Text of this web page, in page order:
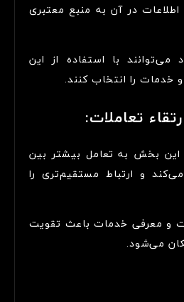
در آن به منبع معتبری
می‌توانند با استفاده از این
را انتخاب کنند.
تعاملات:
این بخش به تعامل بیشتر بین
و ارتباط مستقیم‌تری را
و معرفی خدمات باعث تقویت
می‌شود.